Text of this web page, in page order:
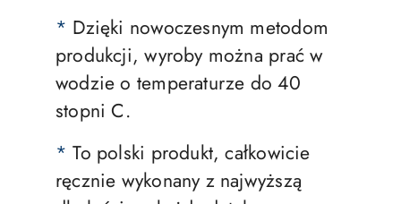
* Dzięki nowoczesnym metodom
produkcji, wyroby można prać w
wodzie o temperaturze do 40
stopni C.
* To polski produkt, całkowicie
ręcznie wykonany z najwyższą